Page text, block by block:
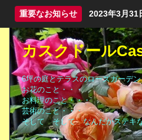
重要なお知らせ 2023年3月31
カスクドール
6坪の庭とテラスのローズガーデン
お花のこと・・・
お料理のこと・・・
芸術のこと・・・
そして そして なんだかステキ